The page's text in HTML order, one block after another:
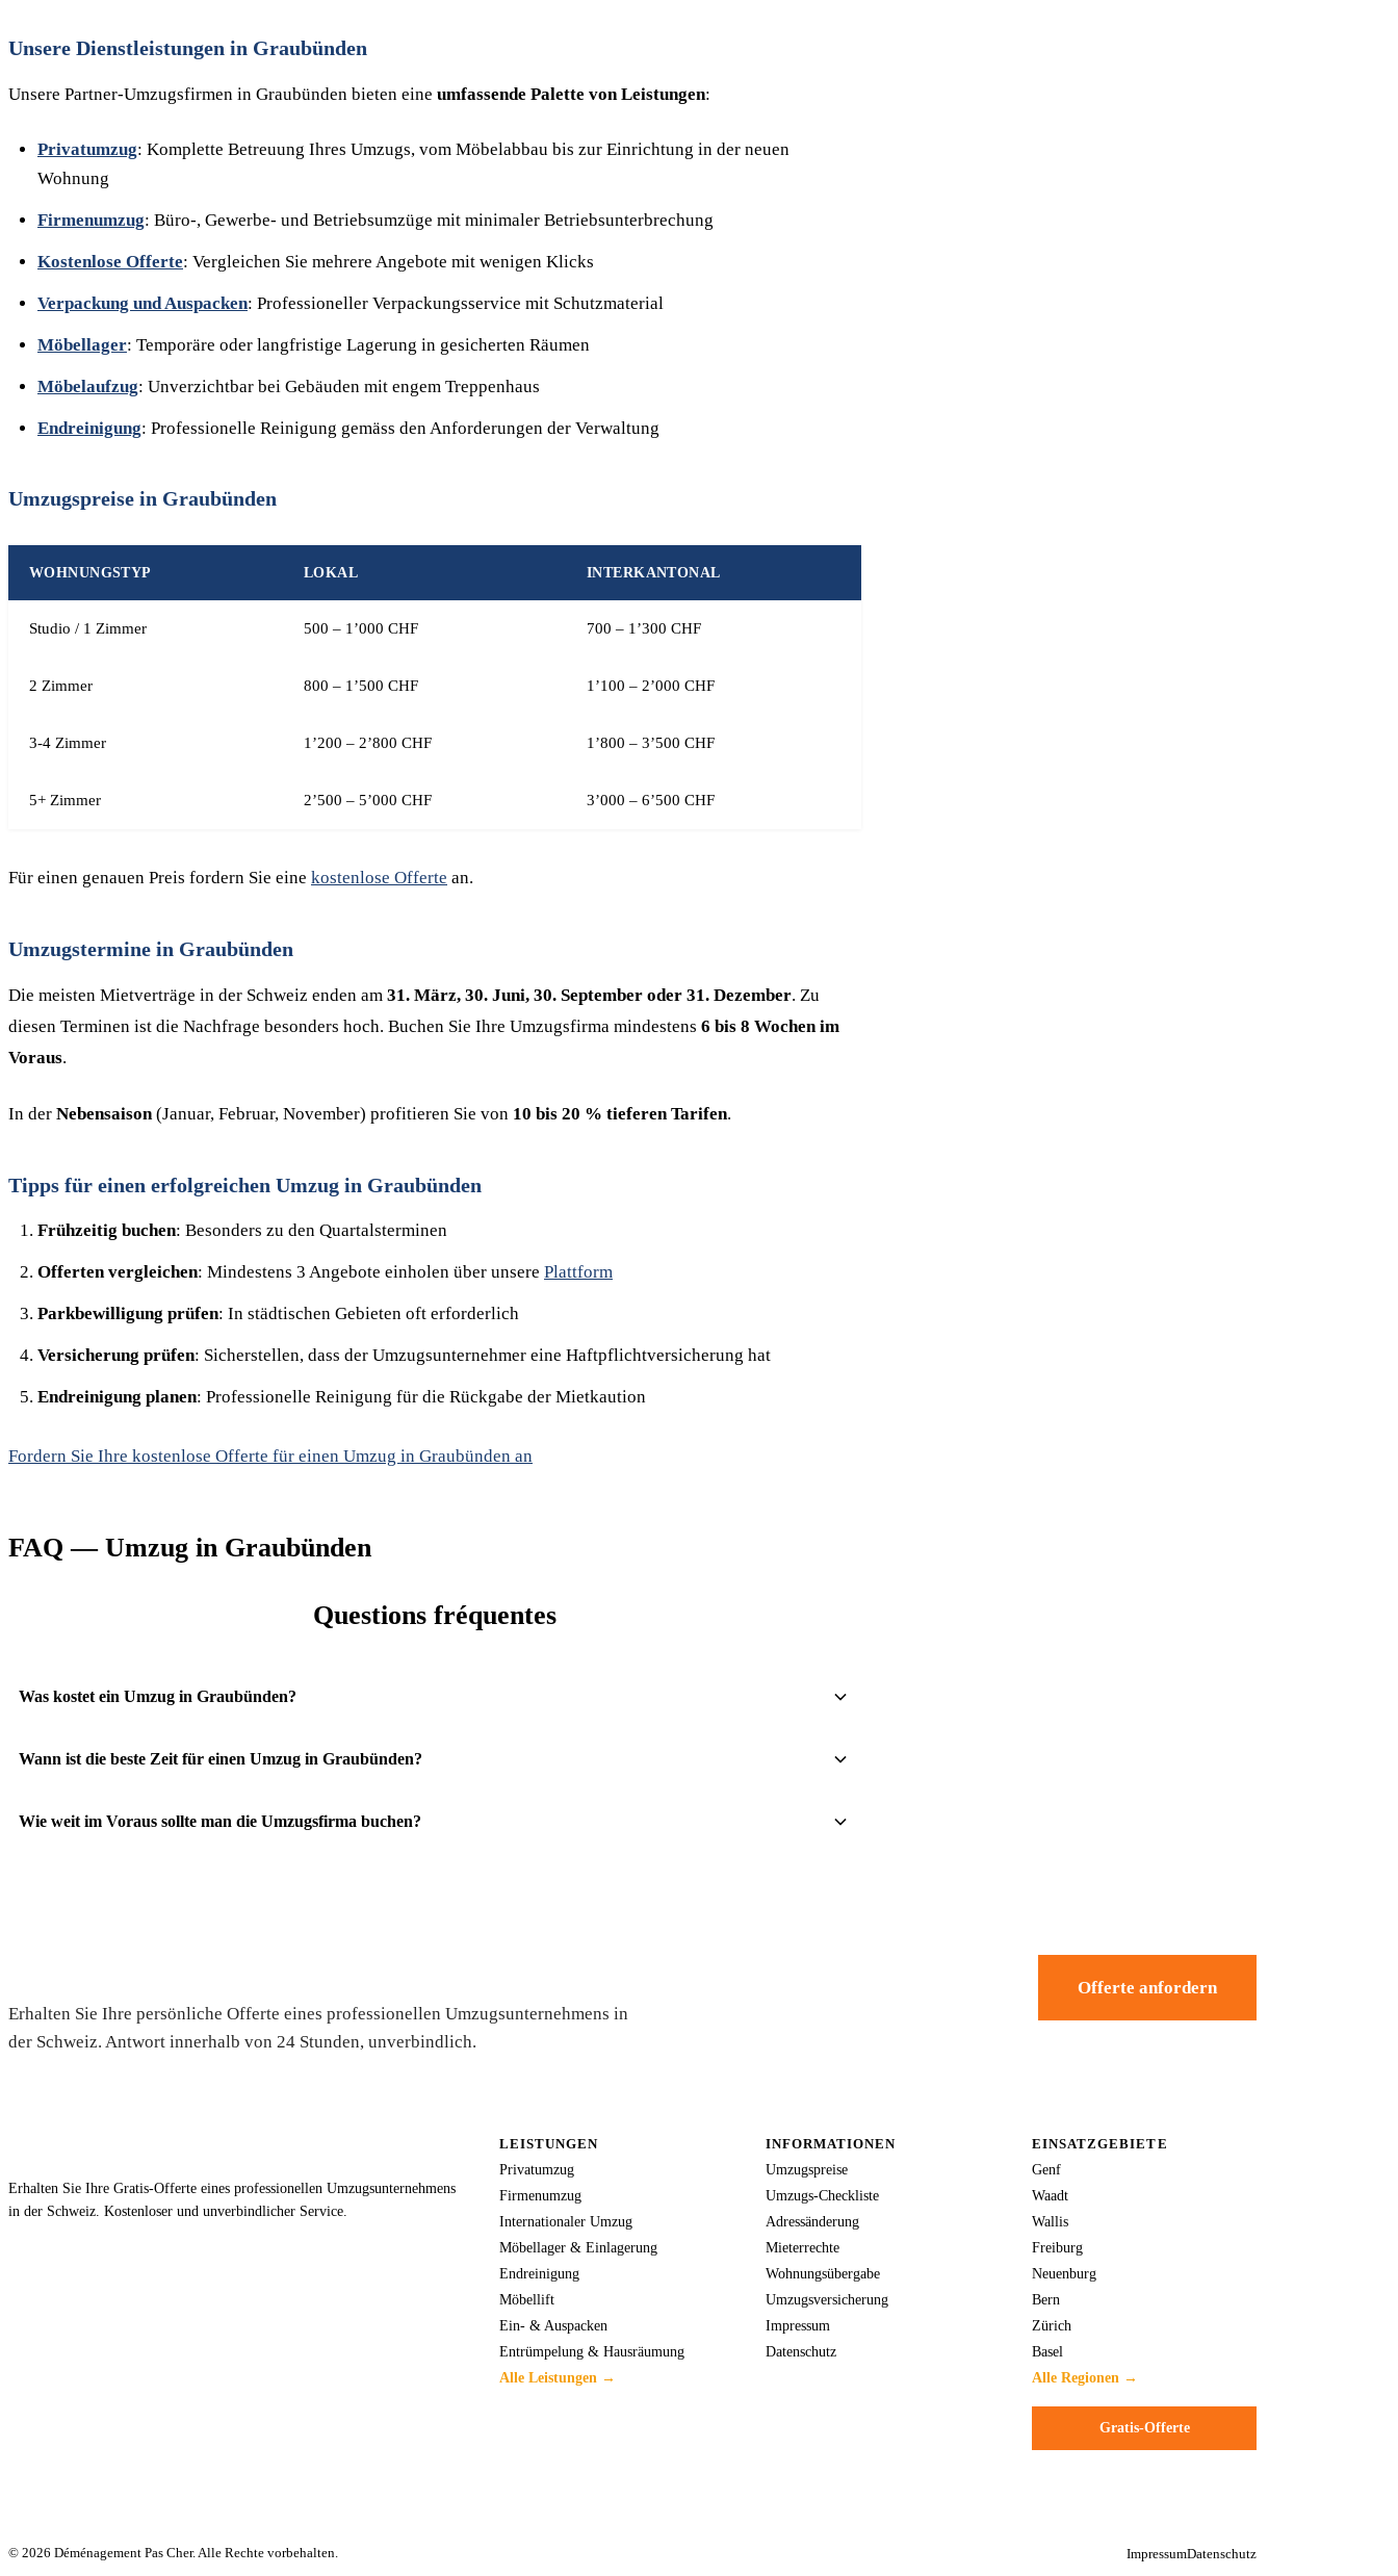
Unsere Dienstleistungen in Graubünden
Unsere Partner-Umzugsfirmen in Graubünden bieten eine umfassende Palette von Leistungen:
Privatumzug: Komplette Betreuung Ihres Umzugs, vom Möbelabbau bis zur Einrichtung in der neuen
Wohnung
Firmenumzug: Büro-, Gewerbe- und Betriebsumzüge mit minimaler Betriebsunterbrechung
Kostenlose Offerte: Vergleichen Sie mehrere Angebote mit wenigen Klicks
Verpackung und Auspacken: Professioneller Verpackungsservice mit Schutzmaterial
Möbellager: Temporäre oder langfristige Lagerung in gesicherten Räumen
Möbelaufzug: Unverzichtbar bei Gebäuden mit engem Treppenhaus
Endreinigung: Professionelle Reinigung gemäss den Anforderungen der Verwaltung
Umzugspreise in Graubünden
WOHNUNGSTYP LOKAL INTERKANTONAL
Studio / 1 Zimmer 500 – 1’000 CHF 700 – 1’300 CHF
2 Zimmer 800 – 1’500 CHF 1’100 – 2’000 CHF
3-4 Zimmer 1’200 – 2’800 CHF 1’800 – 3’500 CHF
5+ Zimmer 2’500 – 5’000 CHF 3’000 – 6’500 CHF
Für einen genauen Preis fordern Sie eine kostenlose Offerte an.
Umzugstermine in Graubünden
Die meisten Mietverträge in der Schweiz enden am 31. März, 30. Juni, 30. September oder 31. Dezember. Zu
diesen Terminen ist die Nachfrage besonders hoch. Buchen Sie Ihre Umzugsfirma mindestens 6 bis 8 Wochen im
Voraus.
In der Nebensaison(Januar, Februar, November) profitieren Sie von 10 bis 20 % tieferen Tarifen.
Tipps für einen erfolgreichen Umzug in Graubünden
Frühzeitig buchen: Besonders zu den Quartalsterminen
Offerten vergleichen: Mindestens 3 Angebote einholen über unsere Plattform
Parkbewilligung prüfen: In städtischen Gebieten oft erforderlich
Versicherung prüfen: Sicherstellen, dass der Umzugsunternehmer eine Haftpflichtversicherung hat
Endreinigung planen: Professionelle Reinigung für die Rückgabe der Mietkaution
Fordern Sie Ihre kostenlose Offerte für einen Umzug in Graubünden an
FAQ — Umzug in Graubünden
Questions fréquentes
Was kostet ein Umzug in Graubünden?
Wann ist die beste Zeit für einen Umzug in Graubünden?
Wie weit im Voraus sollte man die Umzugsfirma buchen?
Erhalten Sie Ihre persönliche Offerte eines professionellen Umzugsunternehmens in
der Schweiz. Antwort innerhalb von 24 Stunden, unverbindlich.
Offerte anfordern
Erhalten Sie Ihre Gratis-Offerte eines professionellen Umzugsunternehmens
in der Schweiz. Kostenloser und unverbindlicher Service.
LEISTUNGEN
Privatumzug
Firmenumzug
Internationaler Umzug
Möbellager & Einlagerung
Endreinigung
Möbellift
Ein- & Auspacken
Entrümpelung & Hausräumung
Alle Leistungen →
INFORMATIONEN
Umzugspreise
Umzugs-Checkliste
Adressänderung
Mieterrechte
Wohnungsübergabe
Umzugsversicherung
Impressum
Datenschutz
EINSATZGEBIETE
Genf
Waadt
Wallis
Freiburg
Neuenburg
Bern
Zürich
Basel
Alle Regionen →
Gratis-Offerte
© 2026 Déménagement Pas Cher. Alle Rechte vorbehalten. ImpressumDatenschutz